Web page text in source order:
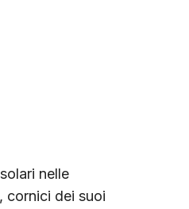
nelle
cornici dei suoi